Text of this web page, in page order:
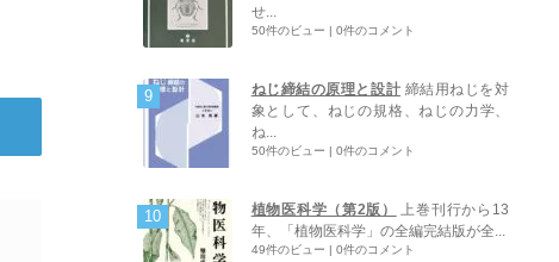
せ...
50件のビュー | 0件のコメント
ねじ締結の原理と設計 締結用ねじを対
象として、ねじの規格、ねじの力学、
ね...
50件のビュー | 0件のコメント
植物医科学（第2版）
上巻刊行から13
年、「植物医科学」の全編完結版が全...
49件のビュー | 0件のコメント